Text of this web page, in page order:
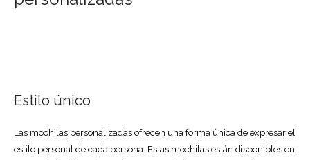
Estilo único
Las mochilas personalizadas ofrecen una forma única de expresar el
estilo personal de cada persona. Estas mochilas están disponibles en